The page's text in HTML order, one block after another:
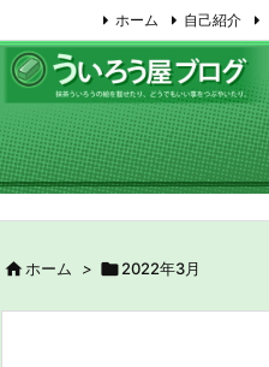
ホーム 自己紹介
 ホーム > 2022年3月